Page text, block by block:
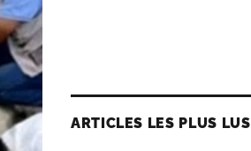
ARTICLES LES PLUS LUS